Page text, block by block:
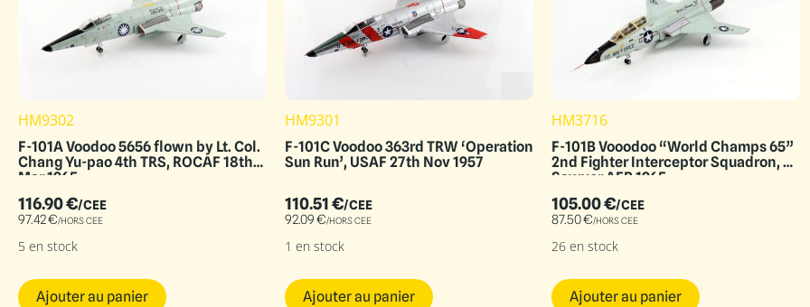
HM9302
F-101A Voodoo 5656 flown by Lt. Col.
Chang Yu-pao 4th TRS, ROCAF 18th
Mar 1965
116.90€/CEE
97.42€/HORS CEE
5 en stock
Ajouter au panier
HM9301
F-101C Voodoo 363rd TRW ‘Operation
Sun Run’, USAF 27th Nov 1957
110.51€/CEE
92.09€/HORS CEE
1 en stock
Ajouter au panier
HM3716
F-101B Vooodoo “World Champs 65”
2nd Fighter Interceptor Squadron, KI
Sawyer AFB 1965
105.00€/CEE
87.50€/HORS CEE
26 en stock
Ajouter au panier